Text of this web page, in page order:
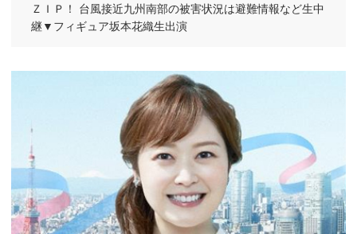
ＺＩＰ！ 台風接近九州南部の被害状況は避難情報など生中
継▼フィギュア坂本花織生出演